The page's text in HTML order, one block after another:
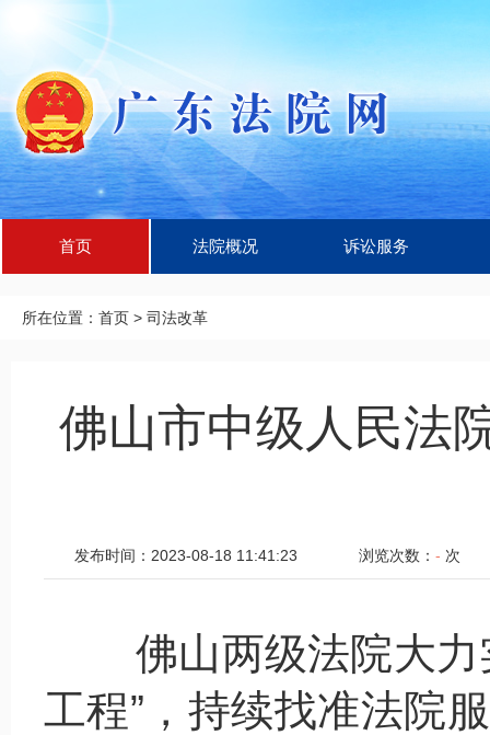
首页 法院概况 诉讼服务
所在位置： 首页 > 司法改革
佛山市中级人民法
发布时间：2023-08-18 11:41:23 浏览次数： - 次
佛山两级法院大
工程”，持续找准法院